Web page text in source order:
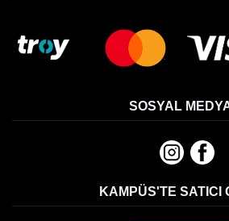
SOSYAL
KAMPÜS'TE SATICI